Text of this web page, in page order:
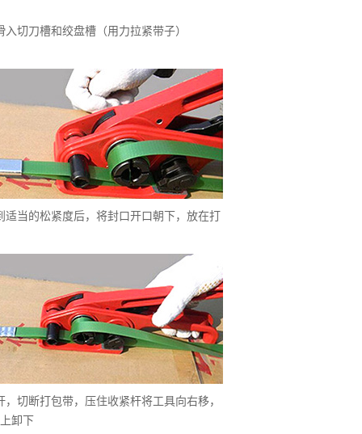
入切刀槽和绞盘槽（用力拉紧带子）
适当的松紧度后，将封口开口朝下，放在打
，切断打包带，压住收紧杆将工具向右移，
卸下